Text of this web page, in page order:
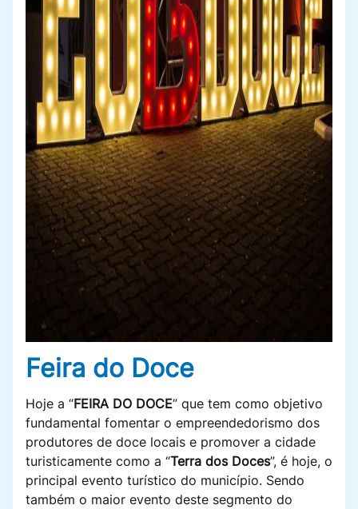
Feira do Doce
Hoje a “FEIRA DO DOCE” que tem como objetivo
fundamental fomentar o empreendedorismo dos
produtores de doce locais e promover a cidade
turisticamente como a “Terra dos Doces”, é hoje, o
principal evento turístico do município. Sendo
também o maior evento deste segmento do